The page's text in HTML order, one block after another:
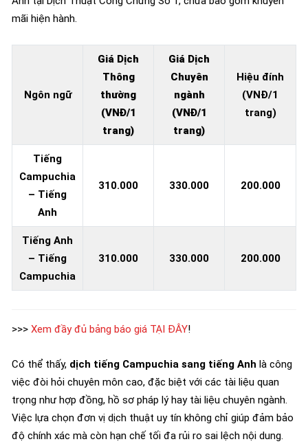
mãi hiện hành.
Ngôn ngữ
Giá Dịch
Thông
thường
(VNĐ/1
trang)
Giá Dịch
Chuyên
ngành
(VNĐ/1
trang)
Hiệu đính
(VNĐ/1
trang)
Tiếng
Campuchia
– Tiếng
Anh
310.000 330.000 200.000
Tiếng Anh
– Tiếng
Campuchia
310.000 330.000 200.000
>>> Xem đầy đủ bảng báo giá TẠI ĐÂY!
Có thể thấy, dịch tiếng Campuchia sang tiếng Anh là công
việc đòi hỏi chuyên môn cao, đặc biệt với các tài liệu quan
trọng như hợp đồng, hồ sơ pháp lý hay tài liệu chuyên ngành.
Việc lựa chọn đơn vị dịch thuật uy tín không chỉ giúp đảm bảo
độ chính xác mà còn hạn chế tối đa rủi ro sai lệch nội dung.